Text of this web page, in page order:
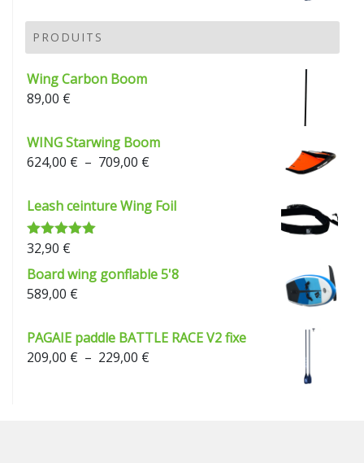
à
PRODUITS
Wing Carbon Boom
89,00 €
WING Starwing Boom
624,00 € – 709,00 €
prix :
624,00 €
Leash ceinture Wing Foil
Note 5.00
32,90 €
Board wing gonflable 5'8
589,00 €
PAGAIE paddle BATTLE RACE V2 fixe
209,00 € – 229,00 €